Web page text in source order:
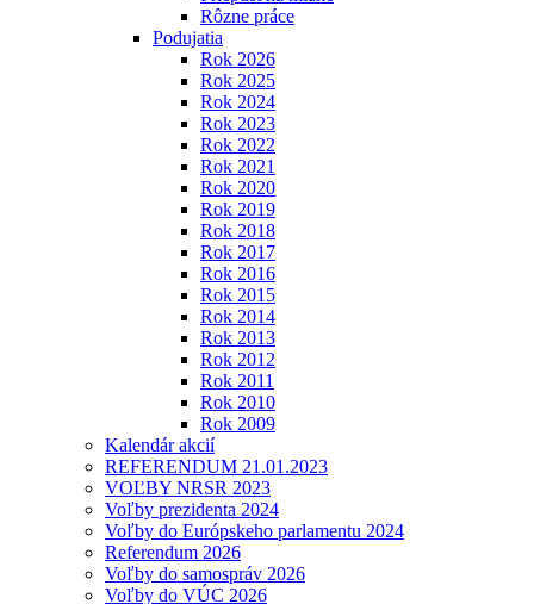
Rôzne práce
Podujatia
Rok 2026
Rok 2025
Rok 2024
Rok 2023
Rok 2022
Rok 2021
Rok 2020
Rok 2019
Rok 2018
Rok 2017
Rok 2016
Rok 2015
Rok 2014
Rok 2013
Rok 2012
Rok 2011
Rok 2010
Rok 2009
Kalendár akcií
REFERENDUM 21.01.2023
VOĽBY NRSR 2023
Voľby prezidenta 2024
Voľby do Európskeho parlamentu 2024
Referendum 2026
Voľby do samospráv 2026
Voľby do VÚC 2026